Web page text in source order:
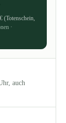
(Totenschein,
·
auch